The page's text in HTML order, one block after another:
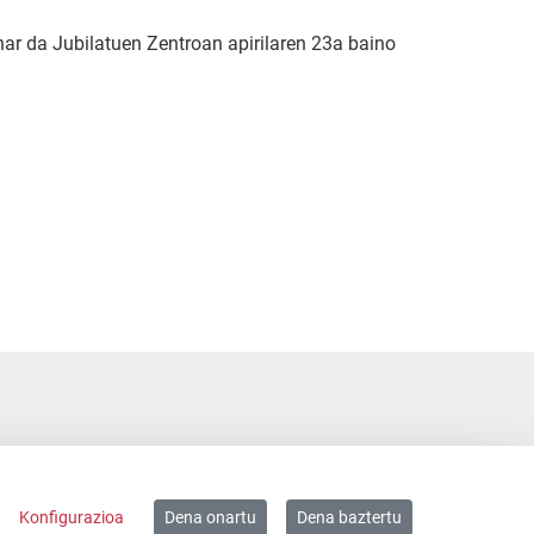
da Jubilatuen Zentroan apirilaren 23a baino
Konfigurazioa Dena onartu Dena baztertu